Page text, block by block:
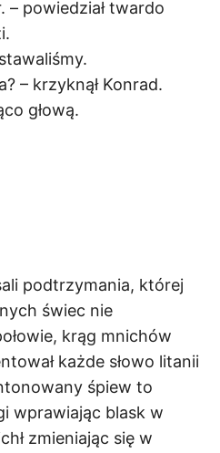
– powiedział twardo
– krzyknął Konrad.
głową.
podtrzymania, której
świec nie
krąg mnichów
każde słowo litanii
śpiew to
wprawiając blask w
zmieniając się w